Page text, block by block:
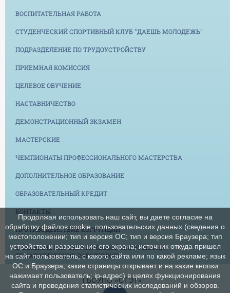
ВОСПИТАТЕЛЬНАЯ РАБОТА
СТУДЕНЧЕСКИЙ СПОРТИВНЫЙ КЛУБ "ДАЕШЬ МОЛОДЕЖЬ"
ПОДРАЗДЕЛЕНИЕ ПО ТРУДОУСТРОЙСТВУ
ПРИЕМНАЯ КОМИССИЯ
ЦЕЛЕВОЕ ОБУЧЕНИЕ
НАСТАВНИЧЕСТВО
ДЕМОНСТРАЦИОННЫЙ ЭКЗАМЕН
МАСТЕРСКИЕ
ЧЕМПИОНАТЫ ПРОФЕССИОНАЛЬНОГО МАСТЕРСТВА
ДОПОЛНИТЕЛЬНОЕ ОБРАЗОВАНИЕ
ОБРАЗОВАТЕЛЬНЫЙ КРЕДИТ
КОНТАКТЫ
ПРОТИВОДЕЙСТВИЕ КОРРУПЦИИ
СНИЖЕНИЕ БЮРОКРАТИЧЕСКОЙ НАГРУЗКИ НА
ПЕДАГОГИЧЕСКИХ РАБОТНИКОВ
ГБОУПО «СТЭТ»
Продолжая использовать наш сайт, вы даете согласие на
обработку файлов cookie, пользовательских данных (сведения о
местоположении; тип и версия ОС; тип и версия Браузера; тип
устройства и разрешение его экрана; источник откуда пришел
на сайт пользователь; с какого сайта или по какой рекламе; язык
ОС и Браузера; какие страницы открывает и на какие кнопки
нажимает пользователь; ip-адрес) в целях функционирования
сайта и проведения статистических исследований и обзоров.